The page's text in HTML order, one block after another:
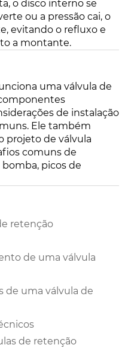
o disco interno se
ou a pressão cai, o
evitando o refluxo e
a montante.
uma válvula de
de instalação
Ele também
projeto de válvula
comuns de
picos de
retenção
de uma válvula
de uma válvula de
de retenção